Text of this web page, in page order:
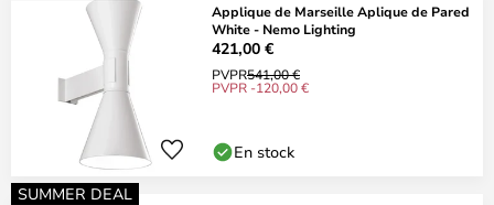
Applique de Marseille Aplique de Pared
White - Nemo Lighting
421,00 €
PVPR541,00 €
PVPR -120,00 €
En stock
SUMMER DEAL